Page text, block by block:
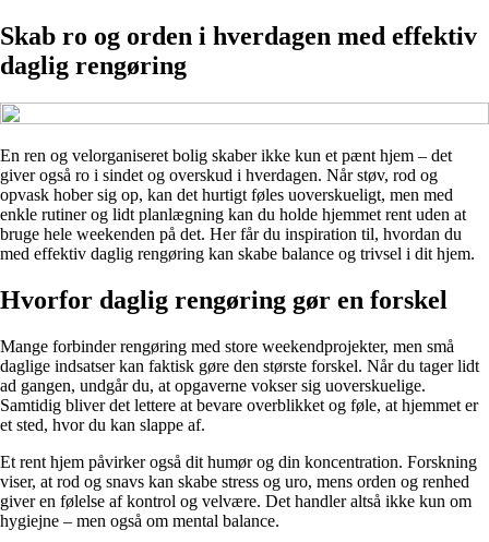
Skab ro og orden i hverdagen med effektiv
daglig rengøring
En ren og velorganiseret bolig skaber ikke kun et pænt hjem – det
giver også ro i sindet og overskud i hverdagen. Når støv, rod og
opvask hober sig op, kan det hurtigt føles uoverskueligt, men med
enkle rutiner og lidt planlægning kan du holde hjemmet rent uden at
bruge hele weekenden på det. Her får du inspiration til, hvordan du
med effektiv daglig rengøring kan skabe balance og trivsel i dit hjem.
Hvorfor daglig rengøring gør en forskel
Mange forbinder rengøring med store weekendprojekter, men små
daglige indsatser kan faktisk gøre den største forskel. Når du tager lidt
ad gangen, undgår du, at opgaverne vokser sig uoverskuelige.
Samtidig bliver det lettere at bevare overblikket og føle, at hjemmet er
et sted, hvor du kan slappe af.
Et rent hjem påvirker også dit humør og din koncentration. Forskning
viser, at rod og snavs kan skabe stress og uro, mens orden og renhed
giver en følelse af kontrol og velvære. Det handler altså ikke kun om
hygiejne – men også om mental balance.